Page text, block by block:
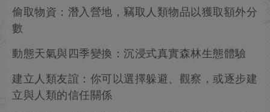
偷取物資：潛入營地，竊取人類物品以獲取額外分
數
動態天氣與四季變換：沉浸式真實森林生態體驗
建立人類友誼：你可以選擇躲避、觀察，或逐步建
立與人類的信任關係